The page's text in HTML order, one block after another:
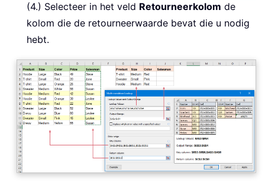
(4.) Selecteer in het veld Retourneerkolom de
kolom die de retourneerwaarde bevat die u nodig
hebt.